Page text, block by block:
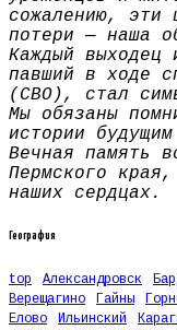
сожалению, эти
потери — наша
Каждый выходец
павший в ходе
(СВО), стал
Мы обязаны
истории
Вечная память
Пермского
наших сердцах.
География
top Александровск
Верещагино
Гайны
Елово
Ильинский